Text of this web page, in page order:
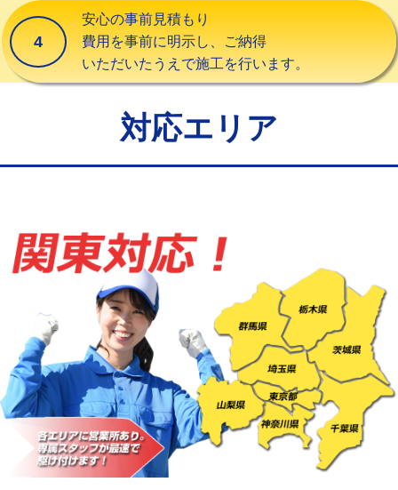
給水管工事※（ホール加工)
給水管工事※（バンド止め) 3,300円
給水管工事※（保温材使用（バンド止
5,500円
給水管工事※（塩ビ管（VP・HI）使
用/3ｍまで)
給水管工事※（塩ビ管（VP・HI）使
用（追加）/3ｍ超え)
+8,800円
給水管工事※（ライニング鋼管・銅
管・ポリ管・HT管使用/3ｍまで)
44,000円
給水管工事※（ライニング鋼管・銅
管・ポリ管・HT管使用/3ｍ超え)
+8,800円
マス交換（土の掘削・埋め戻し作業）
4
安心の事前見積もり
費用を事前に明示し、ご納得
いただいたうえで施工を行います。
対応エリア